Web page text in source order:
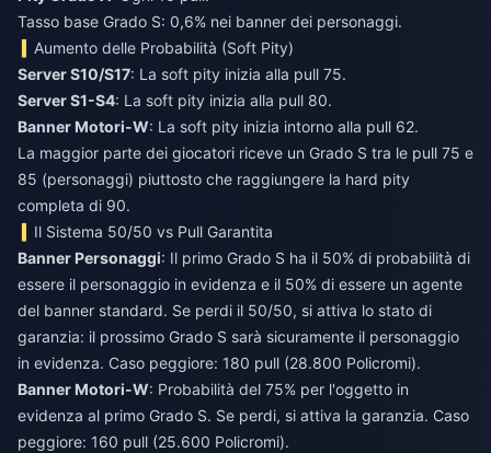
Tasso base Grado S: 0,6% nei banner dei personaggi.
Aumento delle Probabilità (Soft Pity)
Server S10/S17: La soft pity inizia alla pull 75.
Server S1-S4: La soft pity inizia alla pull 80.
Banner Motori-W: La soft pity inizia intorno alla pull 62.
La maggior parte dei giocatori riceve un Grado S tra le pull 75 e
85 (personaggi) piuttosto che raggiungere la hard pity
completa di 90.
Il Sistema 50/50 vs Pull Garantita
Banner Personaggi: Il primo Grado S ha il 50% di probabilità di
essere il personaggio in evidenza e il 50% di essere un agente
del banner standard. Se perdi il 50/50, si attiva lo stato di
garanzia: il prossimo Grado S sarà sicuramente il personaggio
in evidenza. Caso peggiore: 180 pull (28.800 Policromi).
Banner Motori-W: Probabilità del 75% per l'oggetto in
evidenza al primo Grado S. Se perdi, si attiva la garanzia. Caso
peggiore: 160 pull (25.600 Policromi).